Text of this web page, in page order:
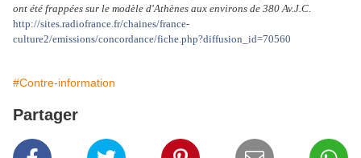
ont été frappées sur le modèle d'Athènes aux environs de 380 Av.J.C.
http://sites.radiofrance.fr/chaines/france-
culture2/emissions/concordance/fiche.php?diffusion_id=70560
#Contre-information
Partager